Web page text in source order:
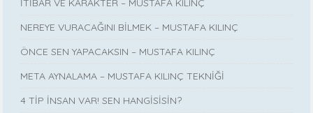
İTİBAR VE KARAKTER – MUSTAFA KILINÇ
NEREYE VURACAĞINI BİLMEK – MUSTAFA KILINÇ
ÖNCE SEN YAPACAKSIN – MUSTAFA KILINÇ
META AYNALAMA – MUSTAFA KILINÇ TEKNİĞİ
4 TİP İNSAN VAR! SEN HANGİSİSİN?